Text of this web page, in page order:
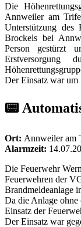
Die
Annweiler am
Unterstützung des
Brockels bei
Person gestürzt
Erstversorgung
Der Einsatz war um
📟
Ort: Annweiler am
Alarmzeit:
Die Feuerwehr
Feuerwehren der
Brandmeldeanlage
Da die Anlage ohne
Einsatz der
Der Einsatz war